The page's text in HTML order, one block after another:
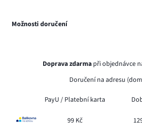
Možnosti doručení
Doprava zdarma při objednávce
Doručení na adresu
PayU / Platební karta
99 Kč